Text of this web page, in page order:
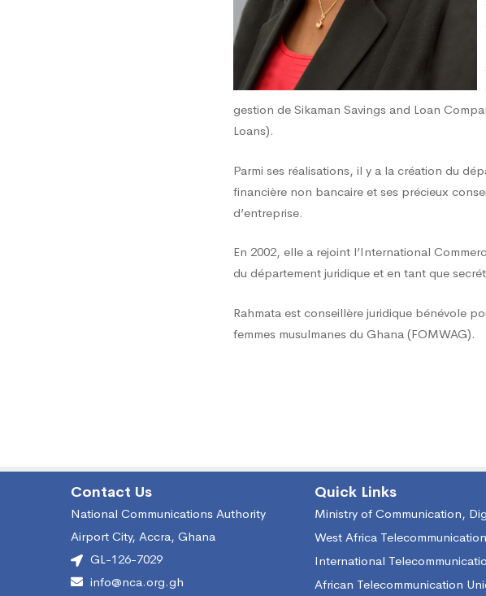
gestion de Sikaman Savings and Loan
Loans).
Parmi ses réalisations, il y a la création du
financière non bancaire et ses précieux
d’entreprise.
En 2002, elle a rejoint l’International
du département juridique et en tant que
Rahmata est conseillère juridique bénévole
femmes musulmanes du Ghana (FOMWAG).
Contact Us
National Communications Authority
Airport City, Accra, Ghana
GL-126-7029
info@nca.org.gh
Quick Links
Ministry of Communication,
West Africa
International
African Telecommunication